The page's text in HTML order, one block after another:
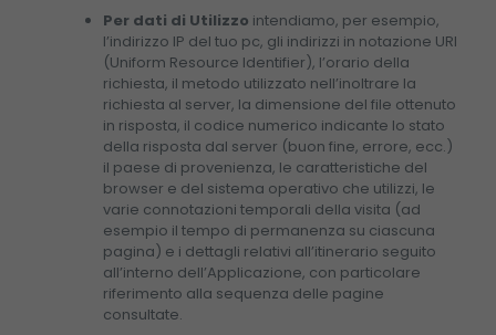
Per dati di Utilizzo intendiamo, per esempio,
l’indirizzo IP del tuo pc, gli indirizzi in notazione URI
(Uniform Resource Identifier), l’orario della
richiesta, il metodo utilizzato nell’inoltrare la
richiesta al server, la dimensione del file ottenuto
in risposta, il codice numerico indicante lo stato
della risposta dal server (buon fine, errore, ecc.)
il paese di provenienza, le caratteristiche del
browser e del sistema operativo che utilizzi, le
varie connotazioni temporali della visita (ad
esempio il tempo di permanenza su ciascuna
pagina) e i dettagli relativi all’itinerario seguito
all’interno dell’Applicazione, con particolare
riferimento alla sequenza delle pagine
consultate.